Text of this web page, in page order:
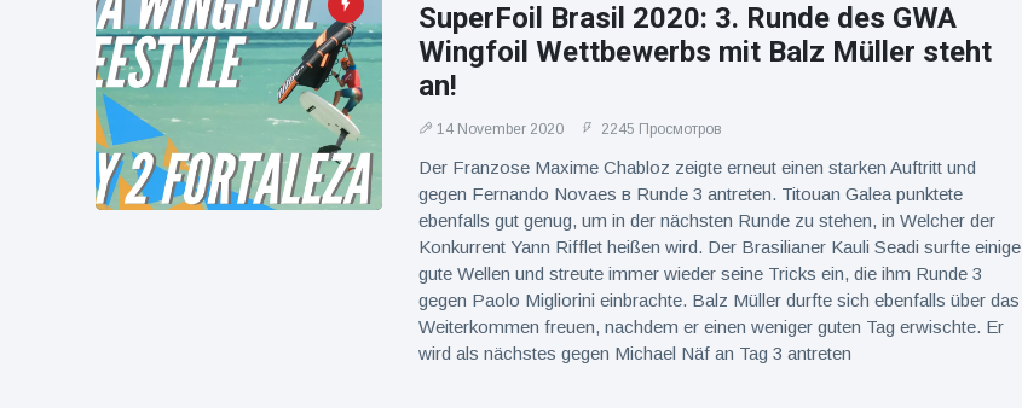
SuperFoil Brasil 2020: 3. Runde des GWA
Wingfoil Wettbewerbs mit Balz Müller steht
an!
14 November 2020 2245 Просмотров
Der Franzose Maxime Chabloz zeigte erneut einen starken Auftritt und
gegen Fernando Novaes в Runde 3 antreten. Titouan Galea punktete
ebenfalls gut genug, um in der nächsten Runde zu stehen, in Welcher der
Konkurrent Yann Rifflet heißen wird. Der Brasilianer Kauli Seadi surfte einige
gute Wellen und streute immer wieder seine Tricks ein, die ihm Runde 3
gegen Paolo Migliorini einbrachte. Balz Müller durfte sich ebenfalls über das
Weiterkommen freuen, nachdem er einen weniger guten Tag erwischte. Er
wird als nächstes gegen Michael Näf an Tag 3 antreten